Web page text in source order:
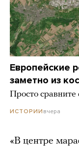
Европейские
заметно из
Просто
ИСТОРИИ вчера
«В центре